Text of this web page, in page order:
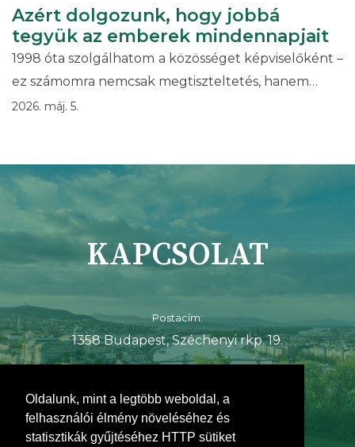
Oldalunk, mint a legtöbb weboldal, a
felhasználói élmény növeléséhez és
statisztikák gyűjtéséhez HTTP sütiket
Azért dolgozunk, hogy jobbá
tegyük az emberek mindennapjait
1998 óta szolgálhatom a közösséget képviselőként –
ez számomra nemcsak megtiszteltetés, hanem…
2026. máj. 5.
KAPCSOLAT
Postacím:
1358 Budapest, Széchenyi rkp. 19.
simicsko.istvan@fidesz.hu